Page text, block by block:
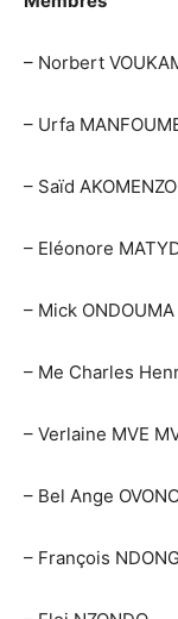
– Norbert
– Urfa
– Saïd
– Eléonore
– Mick ONDOUMA
– Me Charles
– Verlaine MVE
– Bel Ange
– François